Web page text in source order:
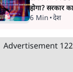
होगा? सरकार
6 Min •देश
Advertisement